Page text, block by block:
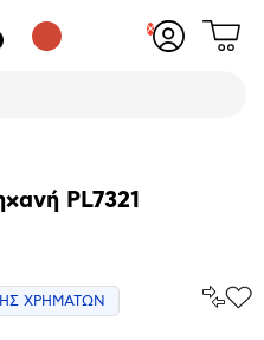
Δες
PL7321
ΧΡΗΜΑΤΩΝ